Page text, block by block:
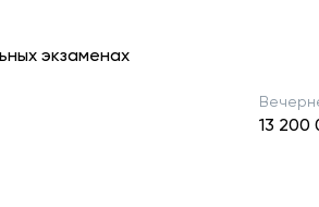
экзаменах
13 200